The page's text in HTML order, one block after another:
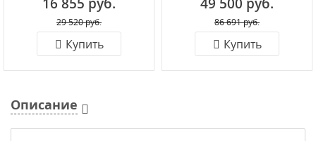
29 520 руб.
Купить
86 691 руб.
Купить
Описание